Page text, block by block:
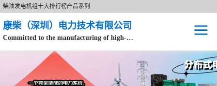
柴油发电机组十大排行榜产品系列
康柴（深圳）电力技术有限公司
Committed to the manufacturing of high-end brand diesel generator sets.